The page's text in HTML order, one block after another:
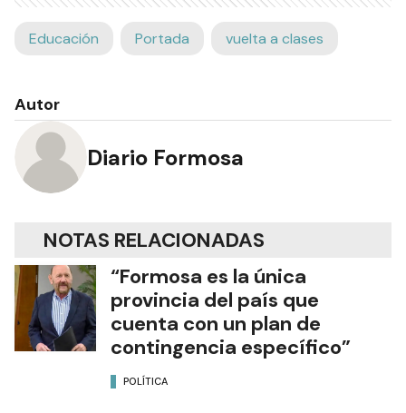
Educación Portada vuelta a clases
Autor
Diario Formosa
NOTAS RELACIONADAS
“Formosa es la única
provincia del país que
cuenta con un plan de
contingencia específico”
POLÍTICA